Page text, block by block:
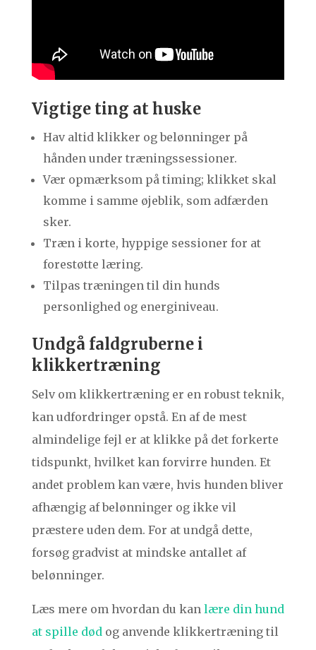
Vigtige ting at huske
Hav altid klikker og belønninger på
hånden under træningssessioner.
Vær opmærksom på timing; klikket skal
komme i samme øjeblik, som adfærden
sker.
Træn i korte, hyppige sessioner for at
forestøtte læring.
Tilpas træningen til din hunds
personlighed og energiniveau.
Undgå faldgruberne i
klikkertræning
Selv om klikkertræning er en robust teknik,
kan udfordringer opstå. En af de mest
almindelige fejl er at klikke på det forkerte
tidspunkt, hvilket kan forvirre hunden. Et
andet problem kan være, hvis hunden bliver
afhængig af belønninger og ikke vil
præstere uden dem. For at undgå dette,
forsøg gradvist at mindske antallet af
belønninger.
Læs mere om hvordan du kan lære din hund
at spille dødog anvende klikkertræning til